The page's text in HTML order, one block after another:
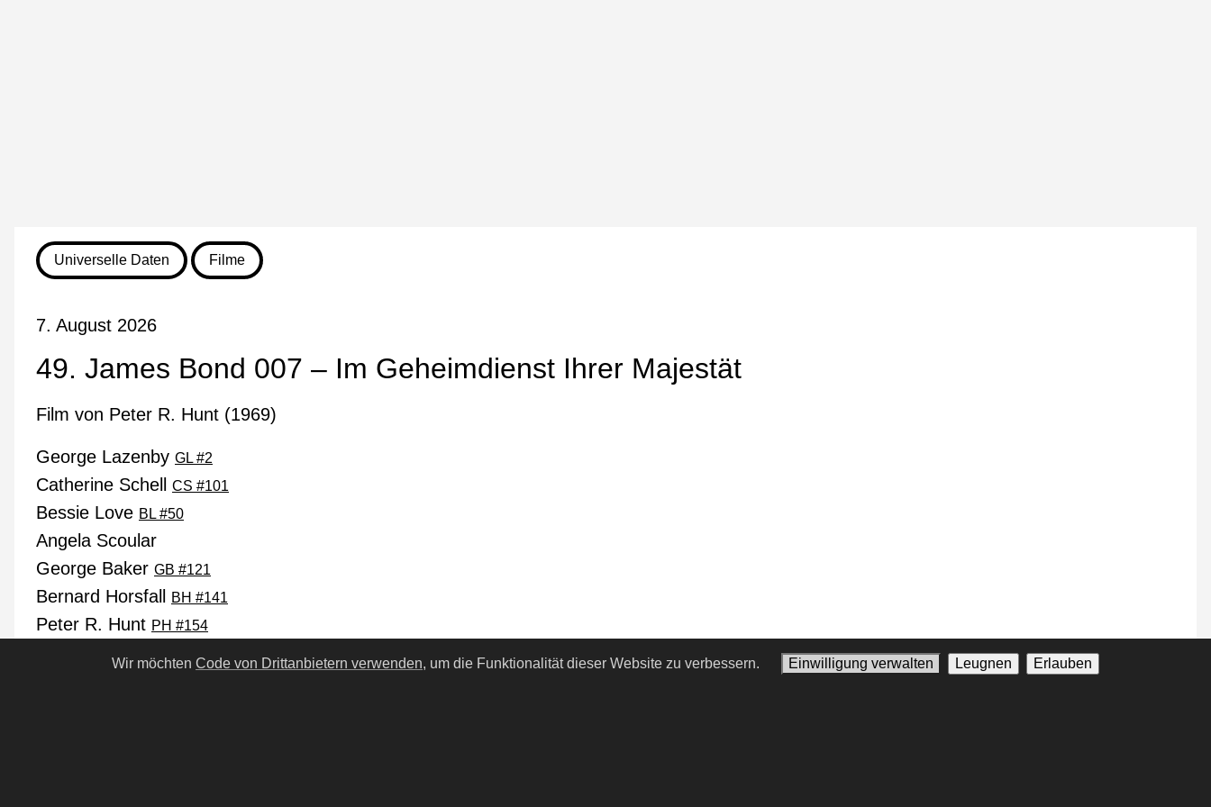
Universelle Daten Filme
7. August 2026
49. James Bond 007 – Im Geheimdienst Ihrer Majestät
Film von Peter R. Hunt (1969)
George Lazenby GL #2
Catherine Schell CS #101
Bessie Love BL #50
Angela Scoular
George Baker GB #121
Bernard Horsfall BH #141
Peter R. Hunt PH #154
Wir möchten Code von Drittanbietern verwenden, um die Funktionalität dieser Website zu verbessern. Einwilligung verwalten Leugnen Erlauben